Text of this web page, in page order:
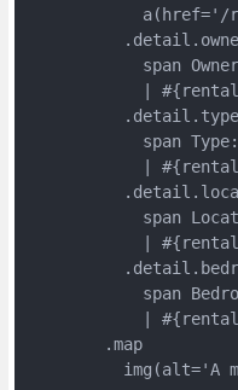
a(href='/
span
|
          .detail.type
            span Type:
|
span
|
span
|
        .map
img(alt='A